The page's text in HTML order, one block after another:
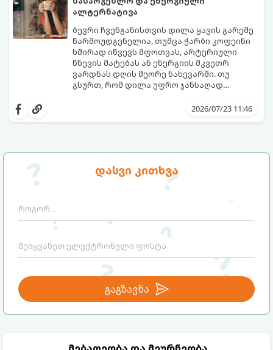
დასვი კითხვა
გაგზავნა
აქციოთ.
ალტერნატივა
ბევრი ჩვენგანისთვის დილა ყავის გარეშე
წარმოუდგენელია, თუმცა ჭარბი კოფეინი
ხშირად იწვევს შფოთვას, არტერიული
წნევის მატებას ან ენერგიის მკვეთრ
ვარდნას დღის მეორე ნახევარში. თუ
გსურთ, რომ დილა უფრო ჯანსაღად
შეინარჩუნოთ, ექსპერტები ყავის სამ
თქვენთვის სასურველი სასმელი:2026/07/23 11:46